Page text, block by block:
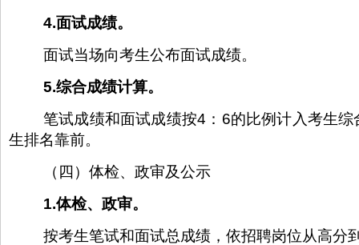
4.面试成绩。
面试当场向考生公布面试成绩。
5.综合成绩计算。
笔试成绩和面试成绩按4：6的比例计入考生
生排名靠前。
（四）体检、政审及公示
1.体检、政审。
按考生笔试和面试总成绩，依招聘岗位从高分